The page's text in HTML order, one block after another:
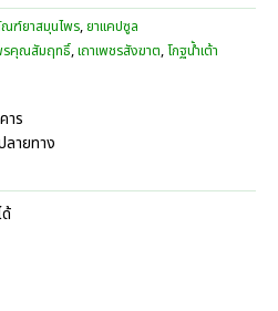
ฑ์ยาสมุนไพร, ยาแคปซูล
รคุณสัมฤทธิ์,เถาเพชรสังฆาต,โกฐน้ำเต้า
าร
ลายทาง